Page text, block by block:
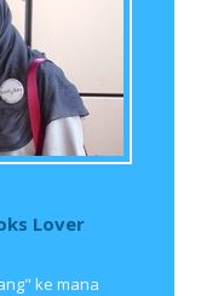
Lover
ke mana